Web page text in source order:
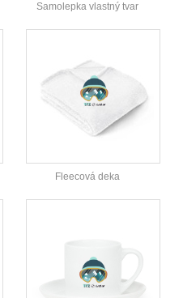
Samolepka vlastný tvar
Fleecová deka